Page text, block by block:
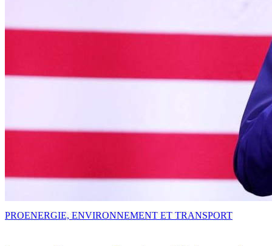
PROENERGIE, ENVIRONNEMENT ET TRANSPORT